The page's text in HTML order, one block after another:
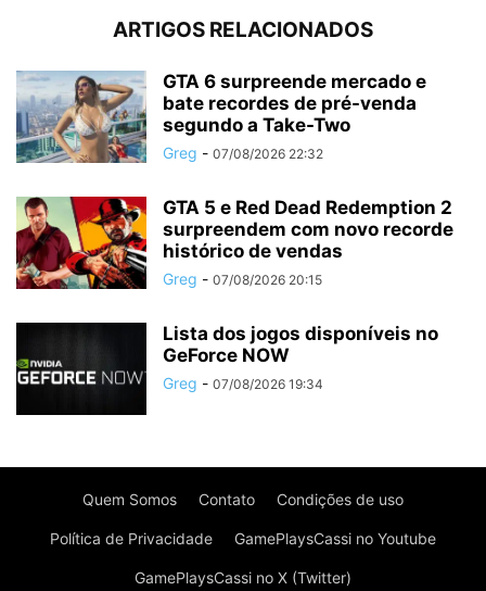
ARTIGOS RELACIONADOS
GTA 6 surpreende mercado e
bate recordes de pré-venda
segundo a Take-Two
Greg - 07/08/2026 22:32
GTA 5 e Red Dead Redemption 2
surpreendem com novo recorde
histórico de vendas
Greg - 07/08/2026 20:15
Lista dos jogos disponíveis no
GeForce NOW
Greg - 07/08/2026 19:34
Quem Somos Contato Condições de uso
Política de Privacidade GamePlaysCassi no Youtube
GamePlaysCassi no X (Twitter)